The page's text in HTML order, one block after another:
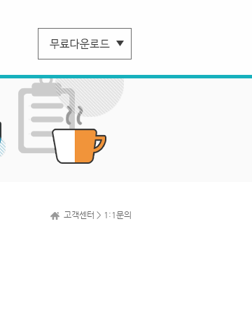
고객센터 > 1:1문의